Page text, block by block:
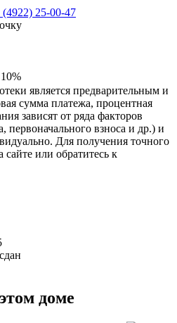
(4922) 25-00-47
10%
является предварительным и
сумма платежа, процентная
зависят от ряда факторов
первоначального взноса и др.) и
Для получения точного
сайте или обратитесь к
доме